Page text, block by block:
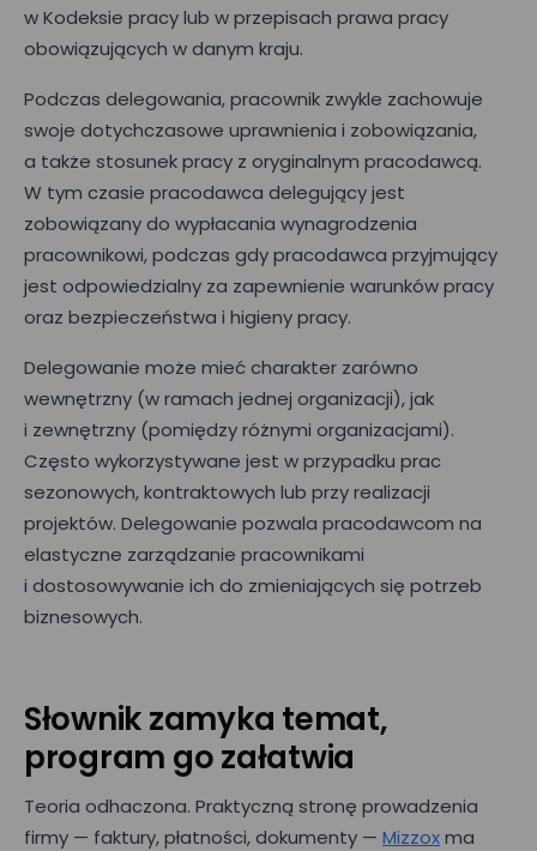
w Kodeksie pracy lub w przepisach prawa pracy
obowiązujących w danym kraju.
Podczas delegowania, pracownik zwykle zachowuje
swoje dotychczasowe uprawnienia i zobowiązania,
a także stosunek pracy z oryginalnym pracodawcą.
W tym czasie pracodawca delegujący jest
zobowiązany do wypłacania wynagrodzenia
pracownikowi, podczas gdy pracodawca przyjmujący
jest odpowiedzialny za zapewnienie warunków pracy
oraz bezpieczeństwa i higieny pracy.
Delegowanie może mieć charakter zarówno
wewnętrzny (w ramach jednej organizacji), jak
i zewnętrzny (pomiędzy różnymi organizacjami).
Często wykorzystywane jest w przypadku prac
sezonowych, kontraktowych lub przy realizacji
projektów. Delegowanie pozwala pracodawcom na
elastyczne zarządzanie pracownikami
i dostosowywanie ich do zmieniających się potrzeb
biznesowych.
Słownik zamyka temat,
program go załatwia
Teoria odhaczona. Praktyczną stronę prowadzenia
firmy — faktury, płatności, dokumenty — Mizzoxma